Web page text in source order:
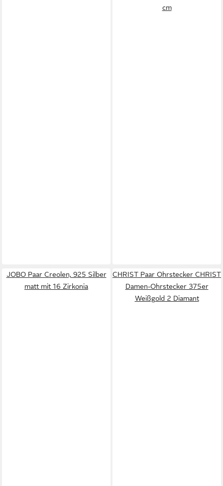
cm
JOBO Paar Creolen, 925 Silber
matt mit 16 Zirkonia
CHRIST Paar Ohrstecker CHRIST
Damen-Ohrstecker 375er
Weißgold 2 Diamant